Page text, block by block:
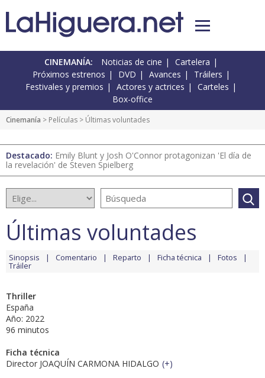
CINEMANÍA: Noticias de cine
Cartelera
Próximos estrenos
DVD Avances
Tráilers
Festivales y premios
Actores y actrices
Carteles
Box-office
Cinemanía > Películas > Últimas voluntades
Destacado: Emily Blunt y Josh O'Connor protagonizan 'El día de
la revelación' de Steven Spielberg
Últimas voluntades
Sinopsis Comentario Reparto Ficha técnica Fotos
Tráiler
Thriller
España
Año: 2022
96 minutos
Ficha técnica
Director JOAQUÍN CARMONA HIDALGO (+)